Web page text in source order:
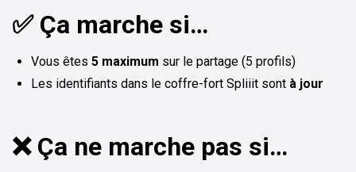
✅ Ça marche si…
Vous êtes 5 maximum sur le partage (5 profils)
Les identifiants dans le coffre-fort Spliiit sont à jour
❌ Ça ne marche pas si…